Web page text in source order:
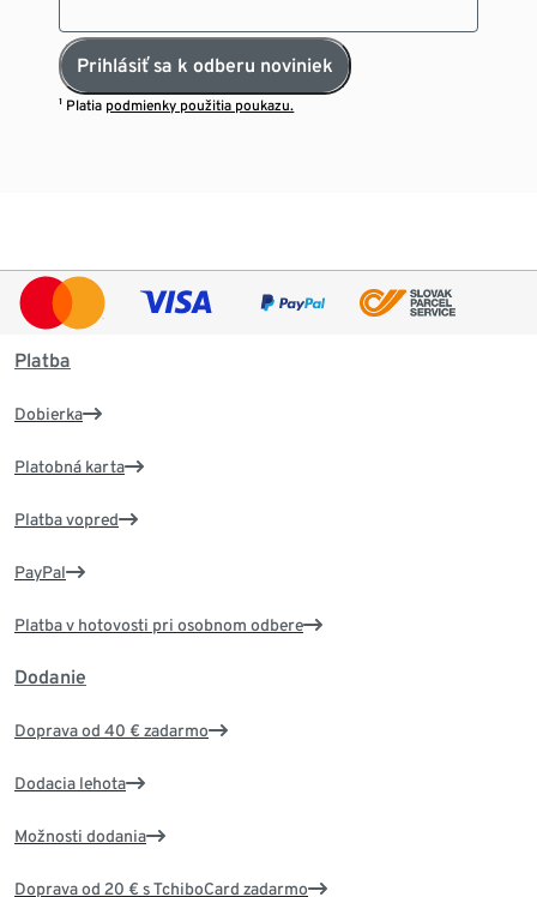
Prihlásiť sa k odberu noviniek
¹ Platia podmienky použitia poukazu.
Platba
Dobierka
Platobná karta
Platba vopred
PayPal
Platba v hotovosti pri osobnom odbere
Dodanie
Doprava od 40 € zadarmo
Dodacia lehota
Možnosti dodania
Doprava od 20 € s TchiboCard zadarmo